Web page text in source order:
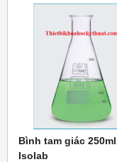
Bình tam giác
Isolab